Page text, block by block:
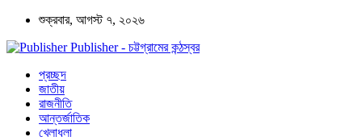
শুক্রবার, আগস্ট ৭, ২০২৬
Publisher - চট্টগ্রামের কন্ঠস্বর
প্রচ্ছদ
জাতীয়
রাজনীতি
আন্তর্জাতিক
খেলাধুলা